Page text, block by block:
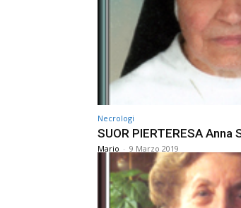
Necrologi
SUOR PIERTERESA Anna
Mario - 9 Marzo 2019